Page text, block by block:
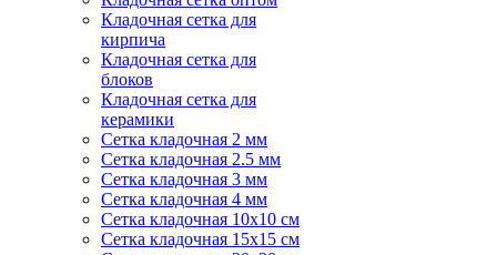
Кладочная сетка для
кирпича
Кладочная сетка для
блоков
Кладочная сетка для
керамики
Сетка кладочная 2 мм
Сетка кладочная 2.5 мм
Сетка кладочная 3 мм
Сетка кладочная 4 мм
Сетка кладочная 10x10 см
Сетка кладочная 15x15 см